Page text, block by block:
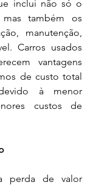
inclui não só o
também os
manutenção,
Carros usados
vantagens
de custo total
à menor
custos de
perda de valor